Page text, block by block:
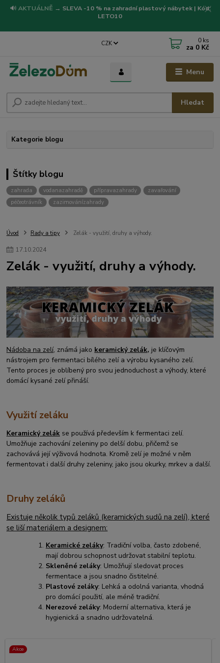
🔊 AKTUÁLNĚ → SLEVA -10 % na zahradní plastový nábytek | Kód:
LETO10
Menu
CZK
Hledat
0 ks
za 0 Kč
Kategorie blogu
Štítky blogu
zahrada vodanazahradě přípravazahrady
zavařování
péčeotrávník
zazimovánízahrady
Úvod Rady a tipy Zelák - využití, druhy a výhody.
17.10.2024
Zelák - využití, druhy a výhody.
Nádoba na zelí, známá jako keramický zelák, je klíčovým
nástrojem pro fermentaci bílého zelí a výrobu kysaného zelí.
Tento proces je oblíbený pro svou jednoduchost a výhody, které
domácí kysané zelí přináší.
Využití zeláku
Keramický zelák se používá především k fermentaci zelí.
Umožňuje zachování zeleniny po delší dobu, přičemž se
zachovává její výživová hodnota. Kromě zelí je možné v něm
fermentovat i další druhy zeleniny, jako jsou okurky, mrkev a další.
Druhy zeláků
Existuje několik typů zeláků (keramických sudů na zelí), které
se liší materiálem a designem:
Keramické zeláky: Tradiční volba, často zdobené,
mají dobrou schopnost udržovat stabilní teplotu.
Skleněné zeláky: Umožňují sledovat proces
fermentace a jsou snadno čistitelné.
Plastové zeláky: Lehká a odolná varianta, vhodná
pro domácí použití, ale méně tradiční.
Nerezové zeláky: Moderní alternativa, která je
hygienická a snadno udržovatelná.
Akce